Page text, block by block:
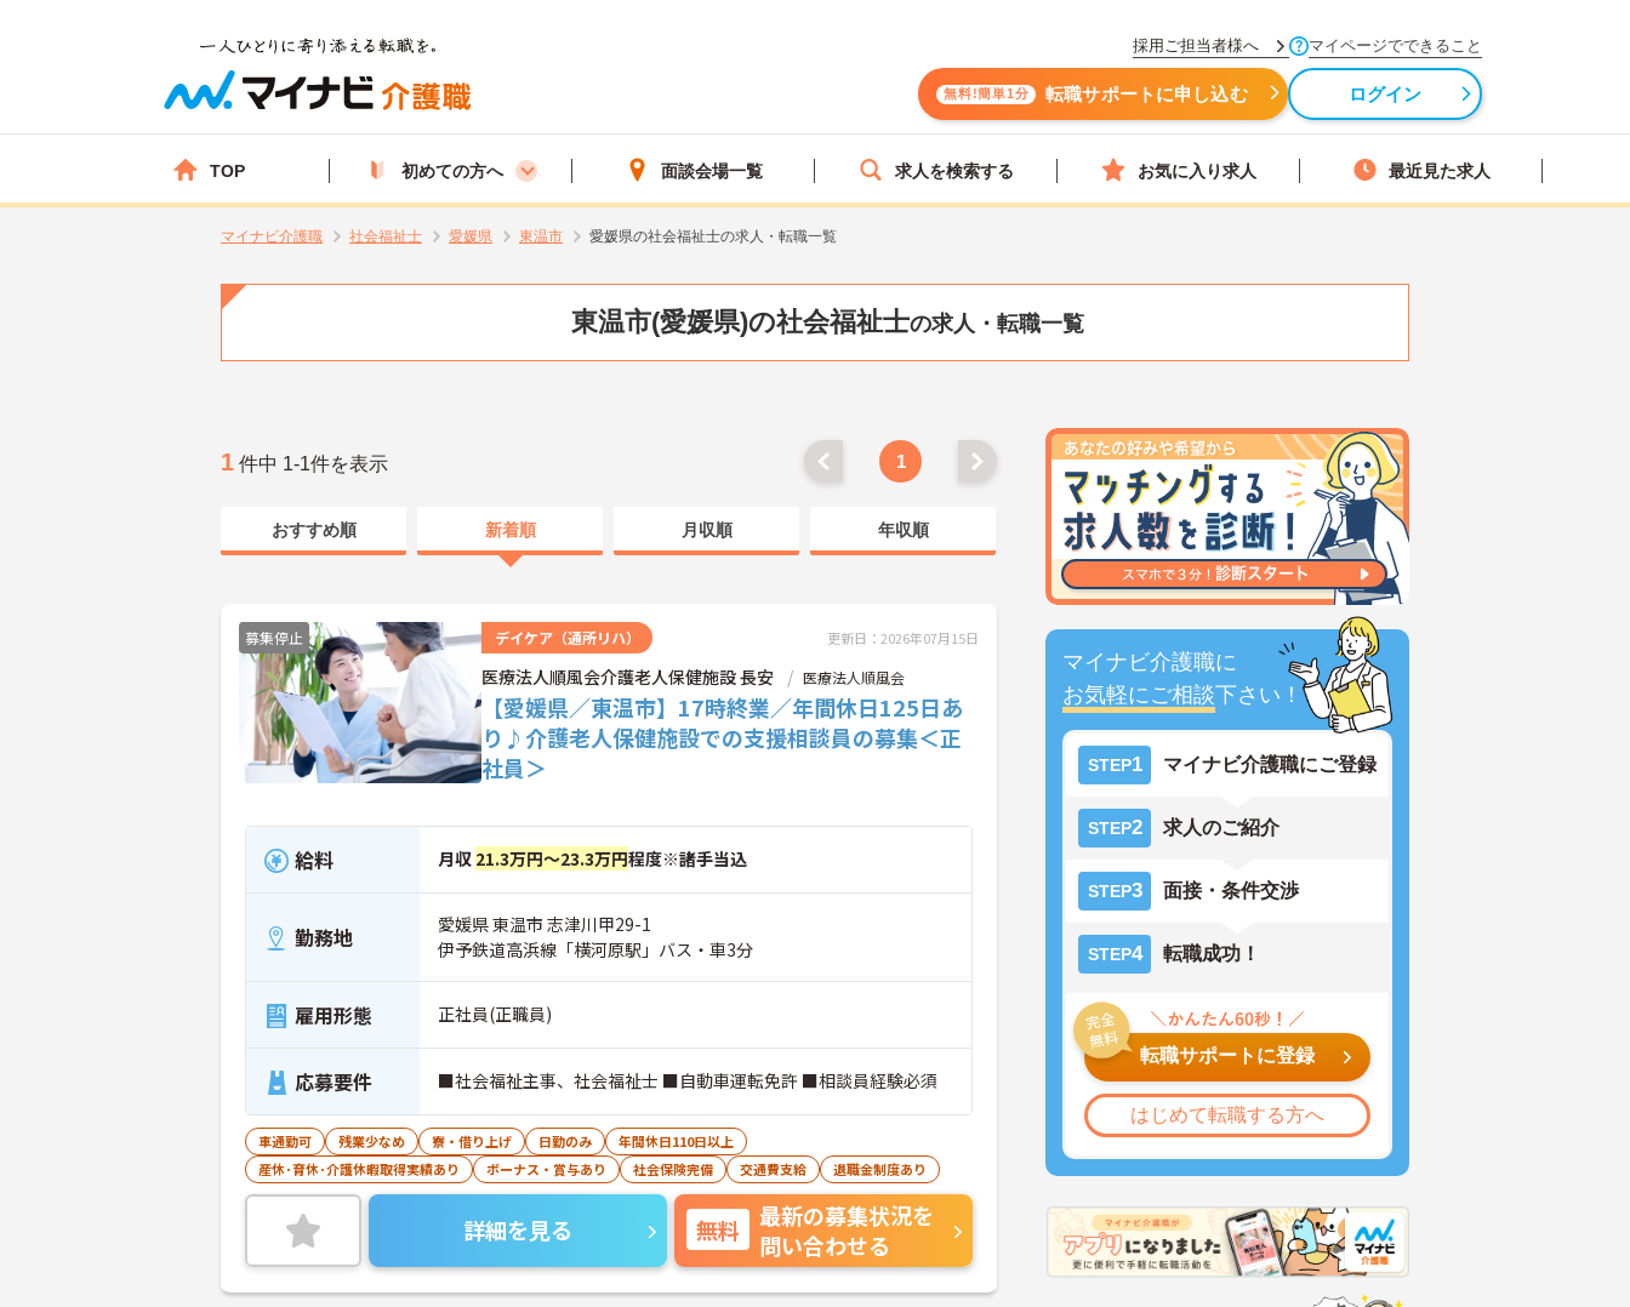
採用ご担当者様へ マイページでできること
無料!簡単1分 転職サポートに申し込む ログイン
TOP 初めての方へ 面談会場一覧 求人を検索する お気に入り求人 最近見た求人
マイナビ介護職 社会福祉士 愛媛県 東温市 愛媛県の社会福祉士の求人・転職一覧
東温市(愛媛県)の社会福祉士の求人・転職一覧
マイナビ介護職に
お気軽にご相談下さい！
STEP1 マイナビ介護職にご登録
STEP2 求人のご紹介
STEP3 面接・条件交渉
STEP4 転職成功！
転職サポートに登録
はじめて転職する方へ
1 件中 1-1件を表示 1
おすすめ順 新着順 月収順 年収順
募集停止 デイケア（通所リハ） 更新日：2026年07月15日
医療法人順風会介護老人保健施設 長安 医療法人順風会
【愛媛県／東温市】17時終業／年間休日125日あ
り♪介護老人保健施設での支援相談員の募集＜正
社員＞
給料 月収 21.3万円～23.3万円程度※諸手当込
勤務地
愛媛県 東温市 志津川甲29-1
伊予鉄道高浜線「横河原駅」バス・車3分
雇用形態 正社員(正職員)
応募要件 ■社会福祉主事、社会福祉士 ■自動車運転免許 ■相談員経験必須
車通勤可 残業少なめ 寮・借り上げ 日勤のみ
年間休日110日以上
産休･育休･介護休暇取得実績あり
ボーナス・賞与あり 社会保険完備 交通費支給 退職金制度あり
詳細を見る 無料
最新の募集状況を
問い合わせる